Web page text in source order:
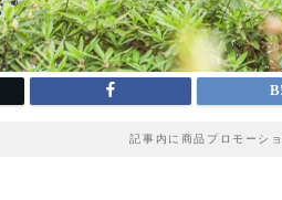
記事内に商品プロモーシ